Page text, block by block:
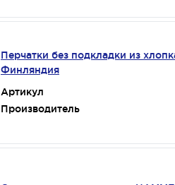
Перчатки без подкладки из
Финляндия
Артикул
Производитель